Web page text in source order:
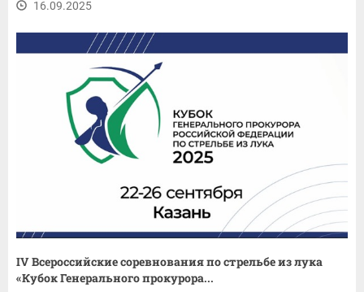
16.09.2025
IV Всероссийские соревнования по стрельбе из лука
«Кубок Генерального прокурора...